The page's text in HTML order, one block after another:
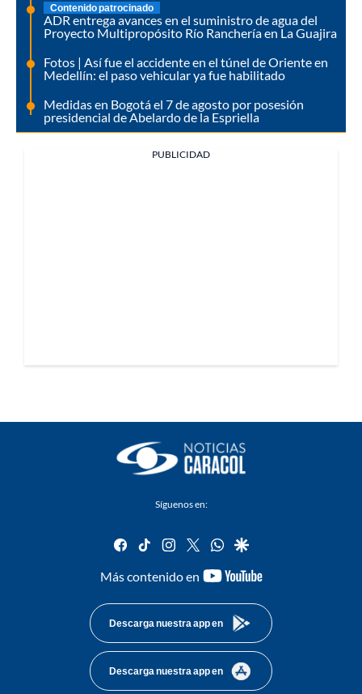
Contenido patrocinado
ADR entrega avances en el suministro de agua del
Proyecto Multipropósito Río Ranchería en La Guajira
Fotos | Así fue el accidente en el túnel de Oriente en
Medellín: el paso vehicular ya fue habilitado
Medidas en Bogotá el 7 de agosto por posesión
presidencial de Abelardo de la Espriella
PUBLICIDAD
Síguenos en:
facebook
tiktok instagram
twitterwhatsapp
google
Más contenido en
youtube-
Descarga nuestra app en
Descarga nuestra app en